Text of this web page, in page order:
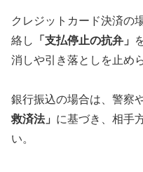
クレジットカード決済の
絡し
「支払停止の抗弁」
消しや引き落としを止め
銀行振込の場合は、警察
救済法」 に基づき、相手
い。